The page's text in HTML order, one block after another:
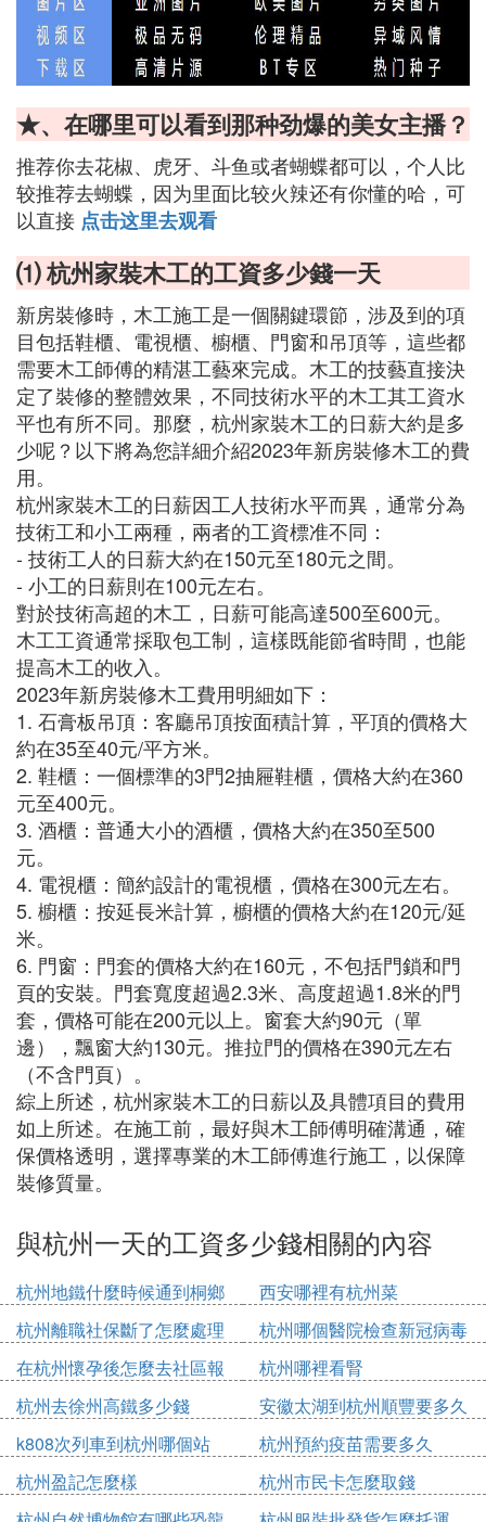
★、在哪里可以看到那种劲爆的美女主播？
推荐你去花椒、虎牙、斗鱼或者蝴蝶都可以，个人比
较推荐去蝴蝶，因为里面比较火辣还有你懂的哈，可
以直接 点击这里去观看
⑴ 杭州家裝木工的工資多少錢一天
新房裝修時，木工施工是一個關鍵環節，涉及到的項
目包括鞋櫃、電視櫃、櫥櫃、門窗和吊頂等，這些都
需要木工師傅的精湛工藝來完成。木工的技藝直接決
定了裝修的整體效果，不同技術水平的木工其工資水
平也有所不同。那麼，杭州家裝木工的日薪大約是多
少呢？以下將為您詳細介紹2023年新房裝修木工的費
用。
杭州家裝木工的日薪因工人技術水平而異，通常分為
技術工和小工兩種，兩者的工資標准不同：
- 技術工人的日薪大約在150元至180元之間。
- 小工的日薪則在100元左右。
對於技術高超的木工，日薪可能高達500至600元。
木工工資通常採取包工制，這樣既能節省時間，也能
提高木工的收入。
2023年新房裝修木工費用明細如下：
1. 石膏板吊頂：客廳吊頂按面積計算，平頂的價格大
約在35至40元/平方米。
2. 鞋櫃：一個標準的3門2抽屜鞋櫃，價格大約在360
元至400元。
3. 酒櫃：普通大小的酒櫃，價格大約在350至500
元。
4. 電視櫃：簡約設計的電視櫃，價格在300元左右。
5. 櫥櫃：按延長米計算，櫥櫃的價格大約在120元/延
米。
6. 門窗：門套的價格大約在160元，不包括門鎖和門
頁的安裝。門套寬度超過2.3米、高度超過1.8米的門
套，價格可能在200元以上。窗套大約90元（單
邊），飄窗大約130元。推拉門的價格在390元左右
（不含門頁）。
綜上所述，杭州家裝木工的日薪以及具體項目的費用
如上所述。在施工前，最好與木工師傅明確溝通，確
保價格透明，選擇專業的木工師傅進行施工，以保障
裝修質量。
與杭州一天的工資多少錢相關的內容
杭州地鐵什麼時候通到桐鄉
西安哪裡有杭州菜
杭州離職社保斷了怎麼處理
杭州哪個醫院檢查新冠病毒
在杭州懷孕後怎麼去社區報
備
杭州哪裡看腎
杭州去徐州高鐵多少錢
安徽太湖到杭州順豐要多久
k808次列車到杭州哪個站
杭州預約疫苗需要多久
杭州盈記怎麼樣
杭州市民卡怎麼取錢